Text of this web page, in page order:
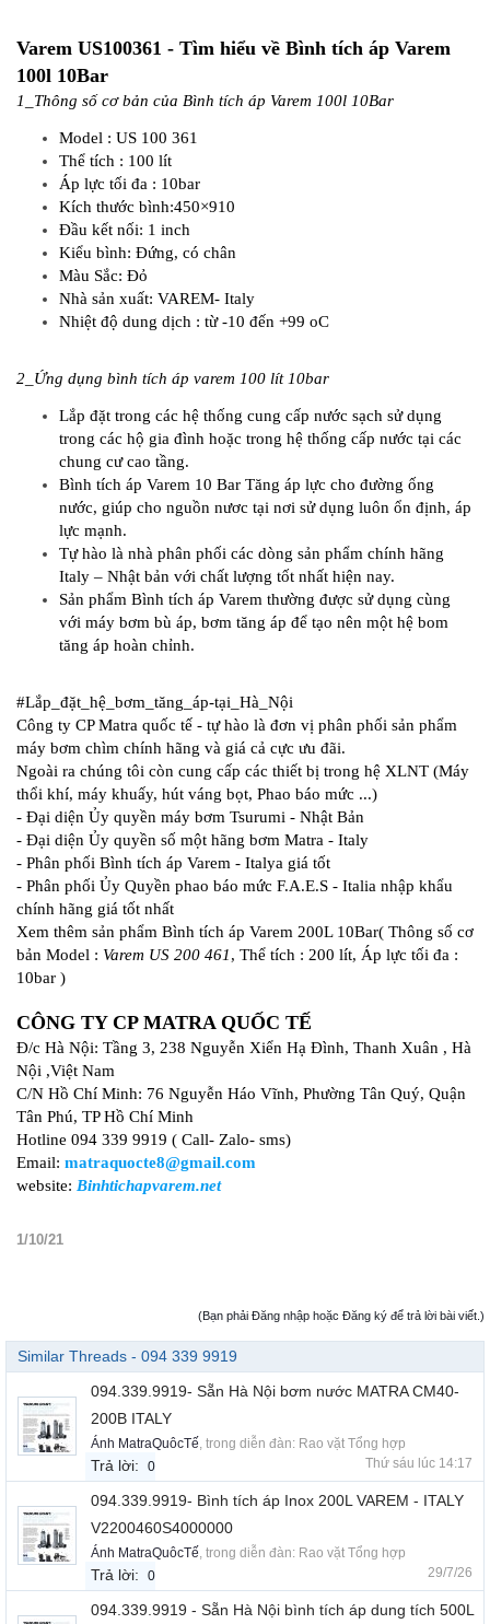
Varem US100361 - Tìm hiểu về Bình tích áp Varem
100l 10Bar
1_Thông số cơ bản của Bình tích áp Varem 100l 10Bar
Model : US 100 361
Thể tích : 100 lít
Áp lực tối đa : 10bar
Kích thước bình:450×910
Đầu kết nối: 1 inch
Kiểu bình: Đứng, có chân
Màu Sắc: Đỏ
Nhà sản xuất: VAREM- Italy
Nhiệt độ dung dịch : từ -10 đến +99 oC
2_Ứng dụng bình tích áp varem 100 lít 10bar
Lắp đặt trong các hệ thống cung cấp nước sạch sử dụng
trong các hộ gia đình hoặc trong hệ thống cấp nước tại các
chung cư cao tầng.
Bình tích áp Varem 10 Bar Tăng áp lực cho đường ống
nước, giúp cho nguồn nươc tại nơi sử dụng luôn ổn định, áp
lực mạnh.
Tự hào là nhà phân phối các dòng sản phẩm chính hãng
Italy – Nhật bản với chất lượng tốt nhất hiện nay.
Sản phẩm Bình tích áp Varem thường được sử dụng cùng
với máy bơm bù áp, bơm tăng áp để tạo nên một hệ bom
tăng áp hoàn chỉnh.
#Lắp_đặt_hệ_bơm_tăng_áp-tại_Hà_Nội
Công ty CP Matra quốc tế - tự hào là đơn vị phân phối sản phẩm
máy bơm chìm chính hãng và giá cả cực ưu đãi.
Ngoài ra chúng tôi còn cung cấp các thiết bị trong hệ XLNT (Máy
thổi khí, máy khuấy, hút váng bọt, Phao báo mức ...)
- Đại diện Ủy quyền máy bơm Tsurumi - Nhật Bản
- Đại diện Ủy quyền số một hãng bơm Matra - Italy
- Phân phối Bình tích áp Varem - Italya giá tốt
- Phân phối Ủy Quyền phao báo mức F.A.E.S - Italia nhập khẩu
chính hãng giá tốt nhất
Xem thêm sản phẩm Bình tích áp Varem 200L 10Bar( Thông số cơ
bản Model : Varem US 200 461, Thể tích : 200 lít, Áp lực tối đa :
10bar )
CÔNG TY CP MATRA QUỐC TẾ
Đ/c Hà Nội: Tầng 3, 238 Nguyễn Xiển Hạ Đình, Thanh Xuân , Hà
Nội ,Việt Nam
C/N Hồ Chí Minh: 76 Nguyễn Háo Vĩnh, Phường Tân Quý, Quận
Tân Phú, TP Hồ Chí Minh
Hotline 094 339 9919 ( Call- Zalo- sms)
Email: matraquocte8@gmail.com
website: Binhtichapvarem.net
1/10/21
(Bạn phải Đăng nhập hoặc Đăng ký để trả lời bài viết.)
Similar Threads - 094 339 9919
094.339.9919- Sẵn Hà Nội bơm nước MATRA CM40-
200B ITALY
Ánh MatraQuôcTế, trong diễn đàn: Rao vặt Tổng hợp
Trả lời: 0 Thứ sáu lúc 14:17
094.339.9919- Bình tích áp Inox 200L VAREM - ITALY
V2200460S4000000
Ánh MatraQuôcTế, trong diễn đàn: Rao vặt Tổng hợp
Trả lời: 0 29/7/26
094.339.9919 - Sẵn Hà Nội bình tích áp dung tích 500L